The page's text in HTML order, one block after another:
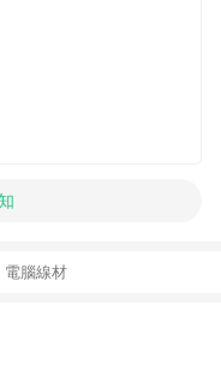
電腦線材